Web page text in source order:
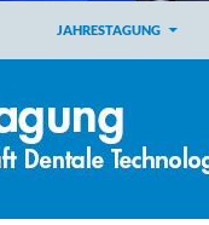
JAHRESTAGUNG